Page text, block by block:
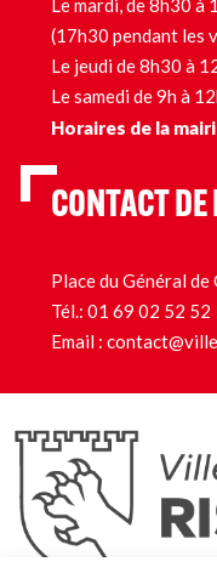
Le mardi, de 8h30 à
(17h30 pendant les
Le jeudi de 8h30 à
Le samedi de 9h à
Horaires de la
CONTACT
Place du Général
Tél.: 01 69 02 52 52
Email :